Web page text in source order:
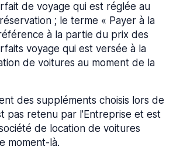
de voyage qui est réglée au
; le terme « Payer à la
à la partie du prix des
voyage qui est versée à la
de voitures au moment de la
des suppléments choisis lors de
pas retenu par l'Entreprise et est
de location de voitures
moment-là.